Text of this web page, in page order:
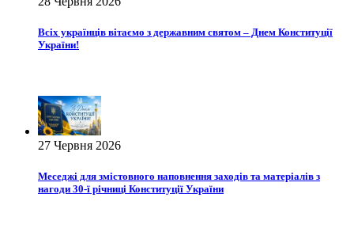
Всіх українців вітаємо з державним святом – Днем Конституції
України!
27 Червня 2026
Меседжі для змістовного наповнення заходів та матеріалів з
нагоди 30-ї річниці Конституції України